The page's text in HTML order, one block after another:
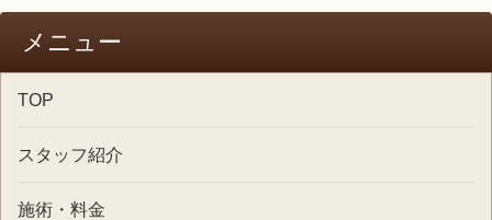
メニュー
TOP
スタッフ紹介
施術・料金